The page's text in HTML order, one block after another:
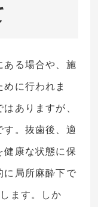
ある場合や、施
に行われま
ありますが、
。抜歯後、適
康な状態に保
に局所麻酔下で
ます。しか